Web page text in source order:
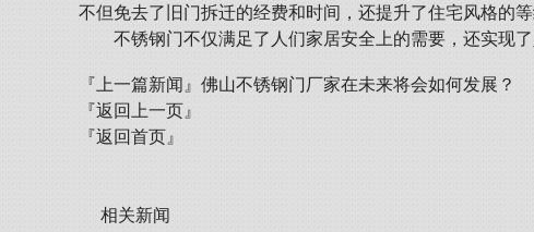
不但免去了旧门拆迁的经费和时间，还提升了住宅风格的
不锈钢门不仅满足了人们家居安全上的需要，还实现
『上一篇新闻』 佛山不锈钢门厂家在未来将会如何发展？
『返回上一页』
『返回首页』
相关新闻